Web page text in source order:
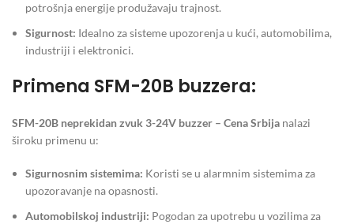
potrošnja energije produžavaju trajnost.
Sigurnost: Idealno za sisteme upozorenja u kući, automobilima,
industriji i elektronici.
Primena SFM-20B buzzera:
SFM-20B neprekidan zvuk 3-24V buzzer – Cena Srbija nalazi
široku primenu u:
Sigurnosnim sistemima: Koristi se u alarmnim sistemima za
upozoravanje na opasnosti.
Automobilskoj industriji: Pogodan za upotrebu u vozilima za